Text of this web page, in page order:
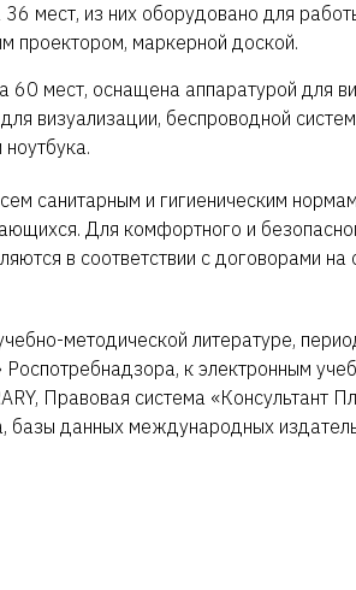
36 мест, из них оборудовано для
проектором, маркерной доской.
60 мест, оснащена аппаратурой для
визуализации, беспроводной
санитарным и гигиеническим
Для комфортного и
в соответствии с договорами
методической литературе,
к электронным
Правовая система «Консультант
базы данных международных